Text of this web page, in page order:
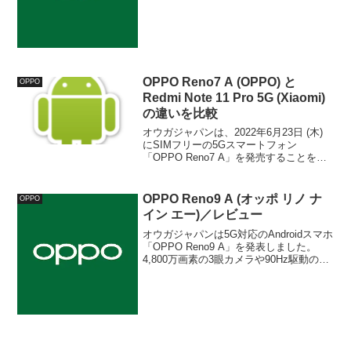
OPPO
OPPO Reno7 A (OPPO) と
Redmi Note 11 Pro 5G (Xiaomi)
の違いを比較
オウガジャパンは、2022年6月23日 (木)
にSIMフリーの5Gスマートフォン
「OPPO Reno7 A」を発売することを発
やおサイフケータイにも対応したミド
ル...
OPPO
OPPO Reno9 A (オッポ リノ ナ
イン エー)／レビュー
オウガジャパンは5G対応のAndroidスマホ
「OPPO Reno9 A」を発表しました。
4,800万画素の3眼カメラや90Hz駆動の有